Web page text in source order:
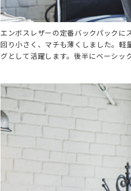
エンボスレザーの定番バックパックに
回り小さく、マチも薄くしました。軽
グとして活躍します。後半にベーシッ